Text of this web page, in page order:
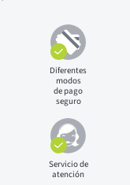
Diferentes
modos
de pago
seguro
Servicio de
atención